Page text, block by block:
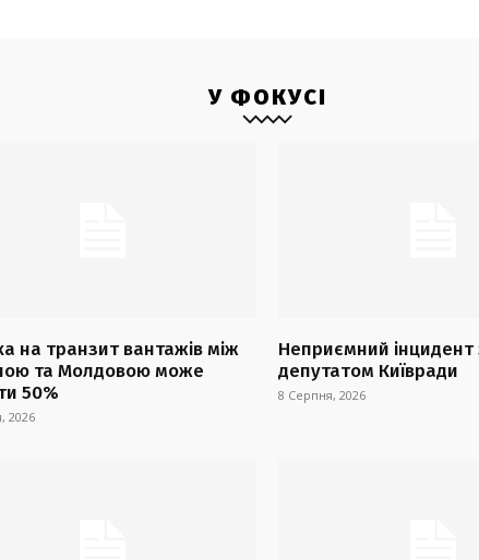
У ФОКУСІ
на транзит вантажів між
та Молдовою може
50%
2026
Неприємний інцидент
депутатом Київради
8 Серпня, 2026